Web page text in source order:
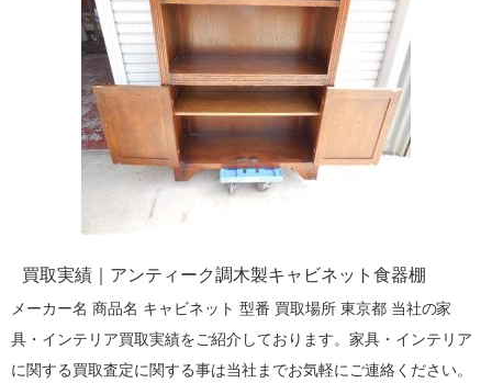
買取実績｜アンティーク調木製キャビネット食器棚
メーカー名 商品名 キャビネット 型番 買取場所 東京都 当社の家
具・インテリア買取実績をご紹介しております。家具・インテリア
に関する買取査定に関する事は当社までお気軽にご連絡ください。